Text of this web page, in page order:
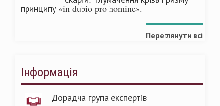
принципу «in dubio pro homine».
Переглянути всі
Інформація
Дорадча група експертів